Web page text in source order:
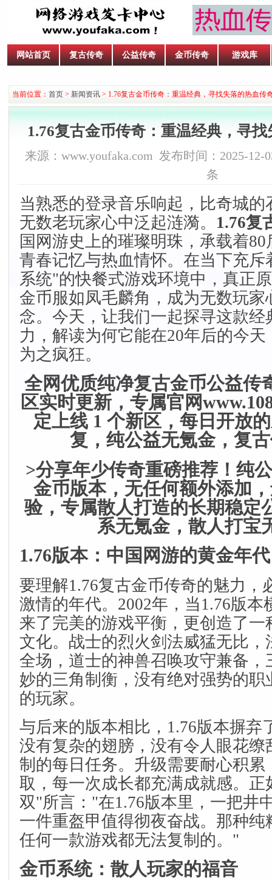
网站首页 复古传奇 公益传奇 金币传奇 游戏库
当前位置： 首页 > 新闻资讯 > 1.76复古金币传奇：重温经典，寻找失落的热血传
1.76复古金币传奇：重温经典，寻
来源：www.youfaka.com 发布时间：2025-12-
条
当熟悉的登录音乐响起，比奇城
无数老玩家心中泛起涟漪。 1.76复
国网游史上的璀璨明珠，承载着
青春记忆与热血情怀。在当下充
系统"的快餐式游戏环境中，真正
金币服如凤毛麟角，成为无数玩家
念。今天，让我们一起探寻这款经
力，解读为何它能在20年后的今
为之疯狂。
全网优质纯净复古金币公益传
区实时更新，专属官网
定上线 1 个新区，每日开放
复，纯公益无氪金，复
>分享年少传奇重磅推荐！纯
金币版本，无任何额外添加
验，专属散人打造的长期稳定
系无氪金，散人打宝
1.76版本：中国网游的黄金年代
要理解1.76复古金币传奇的魅力，
激情的年代。2002年，当1.76版本
来了完美的游戏平衡，更创造了一
文化。战士的烈火剑法威猛无比，
全场，道士的神兽召唤攻守兼备，
妙的三角制衡，没有绝对强势的职
的玩家。
与后来的版本相比，1.76版本摒弃
没有复杂的翅膀，没有令人眼花缭
制的每日任务。升级需要耐心积累
取，每一次成长都充满成就感。
双"所言："在1.76版本里，一把井
一件重盔甲值得彻夜奋战。那种纯
任何一款游戏都无法复制的。"
金币系统：散人玩家的福音